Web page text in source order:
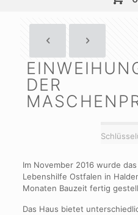
DER
Im November 2016 wurde
Lebenshilfe Ostfalen in
Monaten Bauzeit fertig
Das Haus bietet